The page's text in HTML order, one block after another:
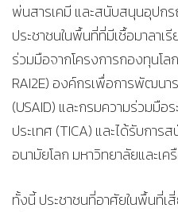
พ่นสารเคมี และสนับสนุนอุปก
ประชาชนในพื้นที่ที่มีเชื้อมาลาเ
ร่วมมือจากโครงการกองทุนโล
RAI2E) องค์กรเพื่อการพัฒนา
(USAID) และกรมความร่วมมือ
ประเทศ (TICA) และได้รับกา
อนามัยโลก มหาวิทยาลัยและเค
ทั้งนี้ ประชาชนที่อาศัยในพื้นที่เ